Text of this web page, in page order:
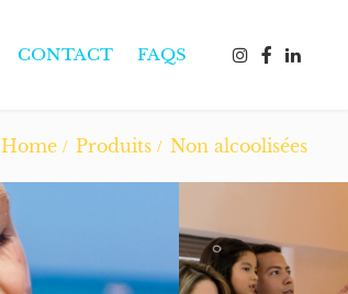
CONTACT FAQS
Home Produits Non alcoolisées